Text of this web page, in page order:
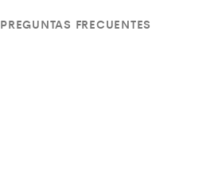
PREGUNTAS FRECUENTES